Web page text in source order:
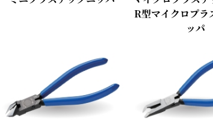
R型マイクロプラ
ッパ